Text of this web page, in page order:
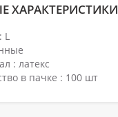
: латекс
в пачке : 100 шт